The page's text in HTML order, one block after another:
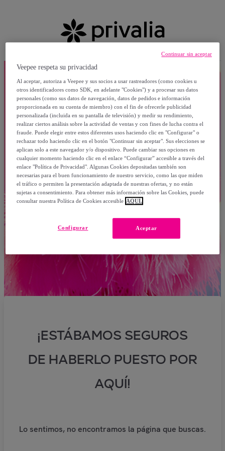
¡ESTÁBAMOS SEGUROS
DE HABERLO PUESTO POR
AQUÍ!
Lo sentimos, no encontramos la página que buscas.
Veepee respeta su privacidad
Al aceptar, autoriza a Veepee y sus socios a usar rastreadores (como cookies u
otros identificadores como SDK, en adelante "Cookies") y a procesar sus datos
personales (como sus datos de navegación, datos de pedidos e información
proporcionada en su cuenta de miembro) con el fin de ofrecerle publicidad
personalizada (incluida en su pantalla de televisión) y medir su rendimiento,
realizar ciertos análisis sobre la actividad de ventas y con fines de lucha contra el
fraude. Puede elegir entre estos diferentes usos haciendo clic en "Configurar" o
rechazar todo haciendo clic en el botón "Continuar sin aceptar". Sus elecciones se
aplican solo a este navegador y/o dispositivo. Puede cambiar sus opciones en
cualquier momento haciendo clic en el enlace “Configurar” accesible a través del
enlace "Política de Privacidad". Algunas Cookies depositadas también son
necesarias para el buen funcionamiento de nuestro servicio, como las que miden
el tráfico o permiten la presentación adaptada de nuestras ofertas, y no están
sujetas a consentimiento. Para obtener más información sobre las Cookies, puede
consultar nuestra Política de Cookies accesible AQUÍ.
Aceptar
Configurar
Continuar sin aceptar